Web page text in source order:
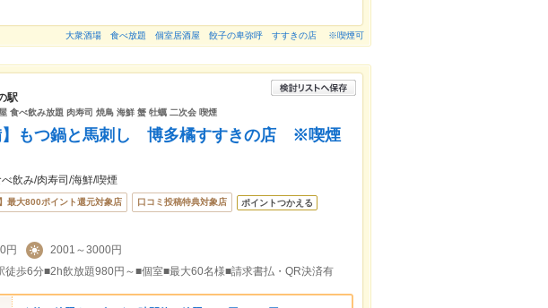
大衆酒場 食べ放題 個室居酒屋 餃子の卑弥呼 すすきの店 ※喫煙可
駅
食べ飲み放題 肉寿司 焼鳥 海鮮 蟹 牡蠣 二次会 喫煙
】もつ鍋と馬刺し 博多橘すすきの店 ※喫煙
飲み/肉寿司/海鮮/喫煙
最大800ポイント還元対象店 口コミ投稿特典対象店 ポイントつかえる
円
2001～3000円
徒歩6分■2h飲放題980円～■個室■最大60名様■請求書払・QR決済有